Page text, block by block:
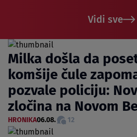
Vidi sve
Milka došla da
komšije čule
pozvale policiju:
zločina na Novom
HRONIKA06.08. 12